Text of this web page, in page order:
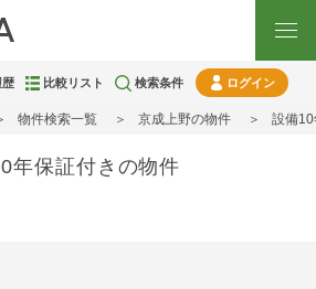
歴 比較リスト 検索条件 ログイン
物件検索一覧 京成上野の物件 設備
年保証付きの物件